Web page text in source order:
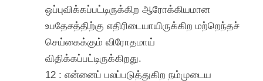
ஒப்புவிக்கப்பட்டிருக்கிற ஆரோக்கியமான
உபதேசத்திற்கு எதிரிடையாயிருக்கிற மற்றெந்தச்
செய்கைக்கும் விரோதமாய்
விதிக்கப்பட்டிருக்கிறது.
12 : என்னைப் பலப்படுத்துகிற நம்முடைய